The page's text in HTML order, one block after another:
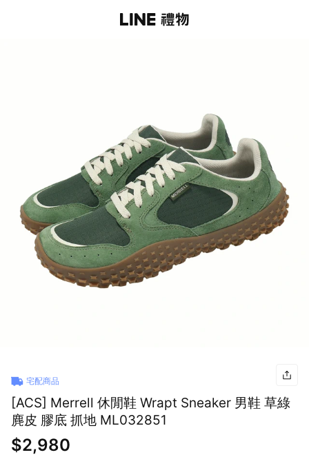
宅配商品
[ACS] Merrell 休閒鞋 Wrapt Sneaker 男鞋 草綠
麂皮 膠底 抓地 ML032851
$2,980